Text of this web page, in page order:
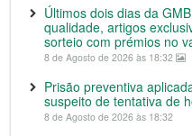
Últimos dois dias da
qualidade, artigos
sorteio com prémios no
8 de Agosto de 2026 às 18:32
Prisão preventiva
suspeito de tentativa de
8 de Agosto de 2026 às 18:32